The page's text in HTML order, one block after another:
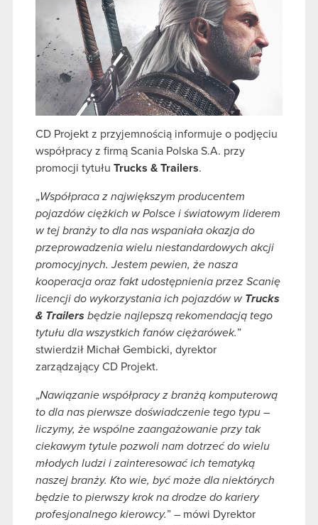
CD Projekt z przyjemnością informuje o podjęciu
współpracy z firmą Scania Polska S.A. przy
promocji tytułu Trucks & Trailers.
„Współpraca z największym producentem
pojazdów ciężkich w Polsce i światowym liderem
w tej branży to dla nas wspaniała okazja do
przeprowadzenia wielu niestandardowych akcji
promocyjnych. Jestem pewien, że nasza
kooperacja oraz fakt udostępnienia przez Scanię
licencji do wykorzystania ich pojazdów wTrucks
& Trailers będzie najlepszą rekomendacją tego
tytułu dla wszystkich fanów ciężarówek.”
stwierdził Michał Gembicki, dyrektor
zarządzający CD Projekt.
„Nawiązanie współpracy z branżą komputerową
to dla nas pierwsze doświadczenie tego typu –
liczymy, że wspólne zaangażowanie przy tak
ciekawym tytule pozwoli nam dotrzeć do wielu
młodych ludzi i zainteresować ich tematyką
naszej branży. Kto wie, być może dla niektórych
będzie to pierwszy krok na drodze do kariery
profesjonalnego kierowcy.” – mówi Dyrektor